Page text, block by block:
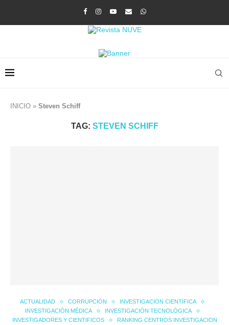
INICIO » Steven Schiff
TAG: STEVEN SCHIFF
ACTUALIDAD CORRUPCIÓN
INVESTIGACIÓN CIENTÍFICA
INVESTIGACIÓN MÉDICA
INVESTIGACIÓN TECNOLÓGICA
INVESTIGADORES Y CIENTIFICOS
RANKING CENTROS INVESTIGACION